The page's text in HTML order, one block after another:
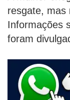
resgate, mas
Informações
foram